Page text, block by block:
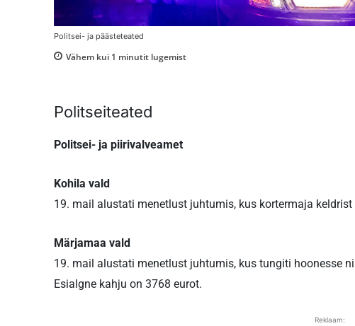
Politsei- ja päästeteated
Vähem kui 1 minutit lugemist
Politseiteated
Politsei- ja piirivalveamet
Kohila vald
19. mail alustati menetlust juhtumis, kus kortermaja
Märjamaa vald
19. mail alustati menetlust juhtumis, kus tungiti hoonesse
Esialgne kahju on 3768 eurot.
Reklaam: